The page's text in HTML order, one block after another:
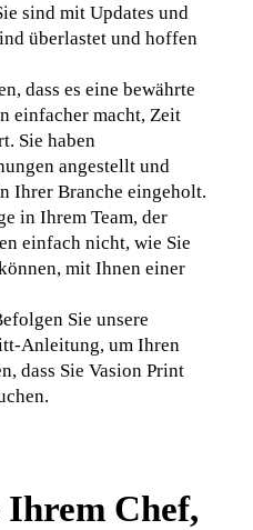
sind mit Updates und
überlastet und hoffen
dass es eine bewährte
einfacher macht, Zeit
Sie haben
angestellt und
Ihrer Branche eingeholt.
in Ihrem Team, der
einfach nicht, wie Sie
mit Ihnen einer
Sie unsere
Anleitung, um Ihren
dass Sie Vasion Print
.
Ihrem Chef,